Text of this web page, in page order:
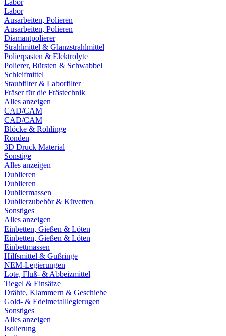
Labor
Labor
Ausarbeiten, Polieren
Ausarbeiten, Polieren
Diamantpolierer
Strahlmittel & Glanzstrahlmittel
Polierpasten & Elektrolyte
Polierer, Bürsten & Schwabbel
Schleifmittel
Staubfilter & Laborfilter
Fräser für die Frästechnik
Alles anzeigen
CAD/CAM
CAD/CAM
Blöcke & Rohlinge
Ronden
3D Druck Material
Sonstige
Alles anzeigen
Dublieren
Dublieren
Dubliermassen
Dublierzubehör & Küvetten
Sonstiges
Alles anzeigen
Einbetten, Gießen & Löten
Einbetten, Gießen & Löten
Einbettmassen
Hilfsmittel & Gußringe
NEM-Legierungen
Lote, Fluß- & Abbeizmittel
Tiegel & Einsätze
Drähte, Klammern & Geschiebe
Gold- & Edelmetalllegierugen
Sonstiges
Alles anzeigen
Isolierung